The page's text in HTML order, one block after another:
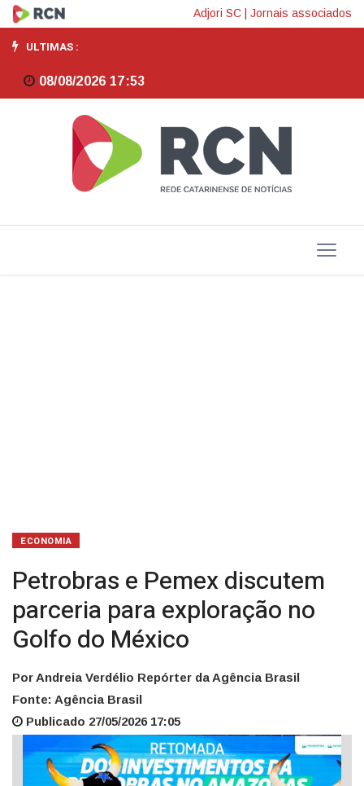
Petrobras
e
Pemex
discutem
parceria
exploração
Adjori SC Jornais associados
ULTIMAS :
08/08/2026 17:53
ECONOMIA
Petrobras e Pemex discutem
parceria para exploração no
Golfo do México
Por Andreia Verdélio Repórter da Agência Brasil
Fonte: Agência Brasil
Publicado 27/05/2026 17:05